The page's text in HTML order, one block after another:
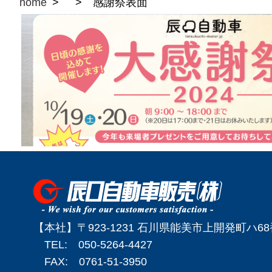
home 感謝祭表面
【本社】〒923-1231 石川県能美市上開発町ハ
TEL: 050-5264-4427
FAX: 0761-51-3950